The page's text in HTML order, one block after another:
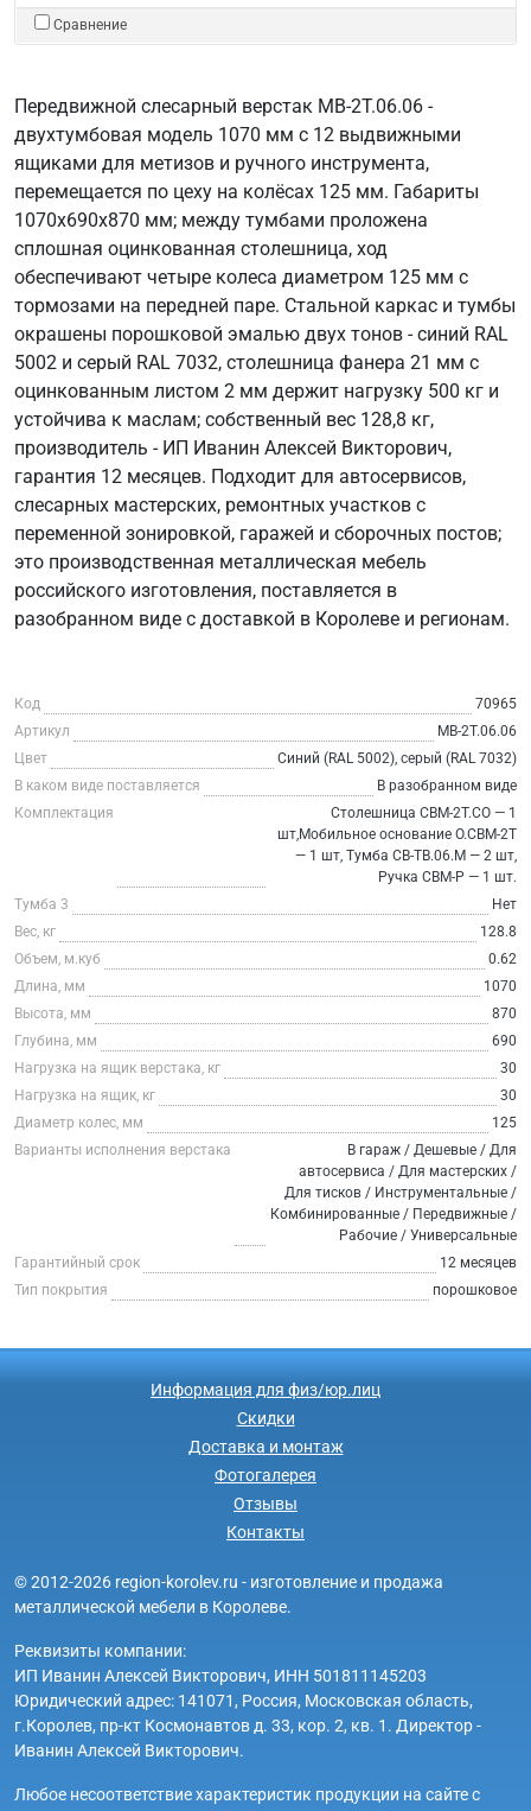
Сравнение
Передвижной слесарный верстак МВ-2Т.06.06 -
двухтумбовая модель 1070 мм с 12 выдвижными
ящиками для метизов и ручного инструмента,
перемещается по цеху на колёсах 125 мм. Габариты
1070х690х870 мм; между тумбами проложена
сплошная оцинкованная столешница, ход
обеспечивают четыре колеса диаметром 125 мм с
тормозами на передней паре. Стальной каркас и тумбы
окрашены порошковой эмалью двух тонов - синий RAL
5002 и серый RAL 7032, столешница фанера 21 мм с
оцинкованным листом 2 мм держит нагрузку 500 кг и
устойчива к маслам; собственный вес 128,8 кг,
производитель - ИП Иванин Алексей Викторович,
гарантия 12 месяцев. Подходит для автосервисов,
слесарных мастерских, ремонтных участков с
переменной зонировкой, гаражей и сборочных постов;
это производственная металлическая мебель
российского изготовления, поставляется в
разобранном виде с доставкой в Королеве и регионам.
Код
70965
Артикул
МВ-2Т.06.06
Цвет
Синий (RAL 5002), серый (RAL 7032)
В каком виде поставляется
В разобранном виде
Комплектация
Столешница СВМ-2Т.СО — 1
шт,Мобильное основание О.СВМ-2Т
— 1 шт, Тумба СВ-ТВ.06.М — 2 шт,
Ручка СВМ-Р — 1 шт.
Тумба 3
Нет
Вес, кг
128.8
Объем, м.куб
0.62
Длина, мм
1070
Высота, мм
870
Глубина, мм
690
Нагрузка на ящик верстака, кг
30
Нагрузка на ящик, кг
30
Диаметр колес, мм
125
Варианты исполнения верстака
В гараж / Дешевые / Для
автосервиса / Для мастерских /
Для тисков / Инструментальные /
Комбинированные / Передвижные /
Рабочие / Универсальные
Гарантийный срок
12 месяцев
Тип покрытия
порошковое
Информация для физ/юр.лиц
Скидки
Доставка и монтаж
Фотогалерея
Отзывы
Контакты
© 2012-2026 region-korolev.ru - изготовление и продажа
металлической мебели в Королеве.
Реквизиты компании:
ИП Иванин Алексей Викторович, ИНН 501811145203
Юридический адрес: 141071, Россия, Московская область,
г.Королев, пр-кт Космонавтов д. 33, кор. 2, кв. 1. Директор -
Иванин Алексей Викторович.
Любое несоответствие характеристик продукции на сайте с